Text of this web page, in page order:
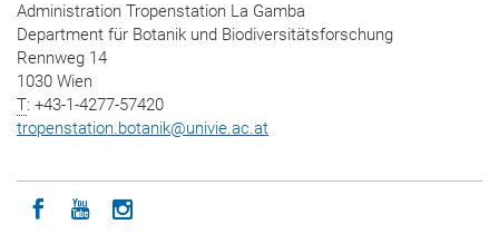
Administration Tropenstation La Gamba
Department für Botanik und Biodiversitätsforschung
Rennweg 14
1030 Wien
T: +43-1-4277-57420
tropenstation.botanik@univie.ac.at
Icon facebook
Icon youtube
Icon instagram